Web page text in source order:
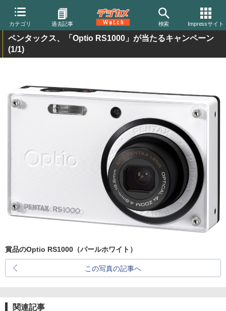
カテゴリ 過去記事 検索 Impressサイト
ペンタックス、「Optio RS1000」が当たるキャンペーン
(1/1)
賞品のOptio RS1000（パールホワイト）
この写真の記事へ
関連記事